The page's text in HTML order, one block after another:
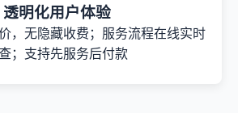
透明化用户体验
，无隐藏收费；服务流程在线实时
；支持先服务后付款